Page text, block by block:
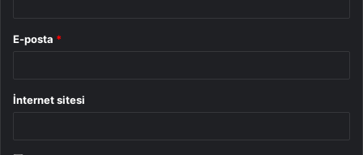
E-posta *
İnternet sitesi